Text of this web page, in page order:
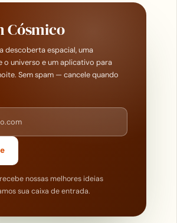
Cósmico
descoberta espacial, uma
o universo e um aplicativo para
Sem spam — cancele quando
nossas melhores ideias
sua caixa de entrada.